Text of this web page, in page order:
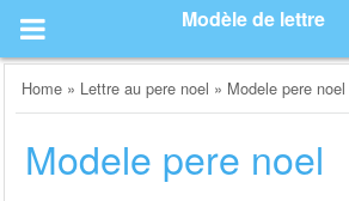
content
Modèle de lettre
Home » Lettre au pere noel » Modele pere noel
Modele pere noel